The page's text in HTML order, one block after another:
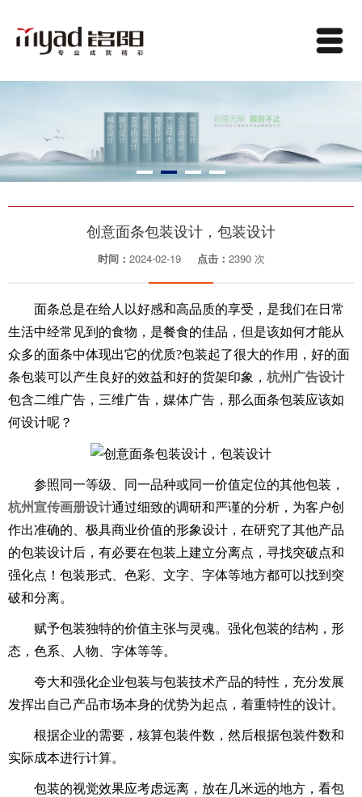
创意面条包装设计，包装设计
时间： 2024-02-19 点击： 2390 次
面条总是在给人以好感和高品质的享受，是我们在日常
生活中经常见到的食物，是餐食的佳品，但是该如何才能从
众多的面条中体现出它的优质?包装起了很大的作用，好的面
条包装可以产生良好的效益和好的货架印象， 杭州广告设计
包含二维广告，三维广告，媒体广告，那么面条包装应该如
何设计呢？
参照同一等级、同一品种或同一价值定位的其他包装，
杭州宣传画册设计通过细致的调研和严谨的分析，为客户创
作出准确的、极具商业价值的形象设计，在研究了其他产品
的包装设计后，有必要在包装上建立分离点，寻找突破点和
强化点！包装形式、色彩、文字、字体等地方都可以找到突
破和分离。
赋予包装独特的价值主张与灵魂。强化包装的结构，形
态，色系、人物、字体等等。
夸大和强化企业包装与包装技术产品的特性，充分发展
发挥出自己产品市场本身的优势为起点，着重特性的设计。
根据企业的需要，核算包装件数，然后根据包装件数和
实际成本进行计算。
包装的视觉效果应考虑远离，放在几米远的地方，看包